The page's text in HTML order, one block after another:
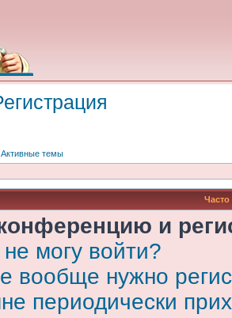
Активные темы
и
могу войти?
вообще нужно
периодически